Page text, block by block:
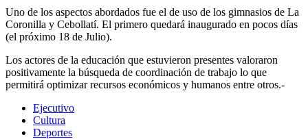
Uno de los aspectos abordados fue el de uso de los gimnasios de La
Coronilla y Cebollatí. El primero quedará inaugurado en pocos días
(el próximo 18 de Julio).
Los actores de la educación que estuvieron presentes valoraron
positivamente la búsqueda de coordinación de trabajo lo que
permitirá optimizar recursos económicos y humanos entre otros.-
Ejecutivo
Cultura
Deportes